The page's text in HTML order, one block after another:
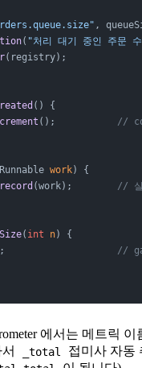
,
( "처리 대기 중인 주문
(registry);
() {
(); //
work) {
record (work); // 실
( int n) {
//
에서는 메트릭 이
_total 접미사 자동